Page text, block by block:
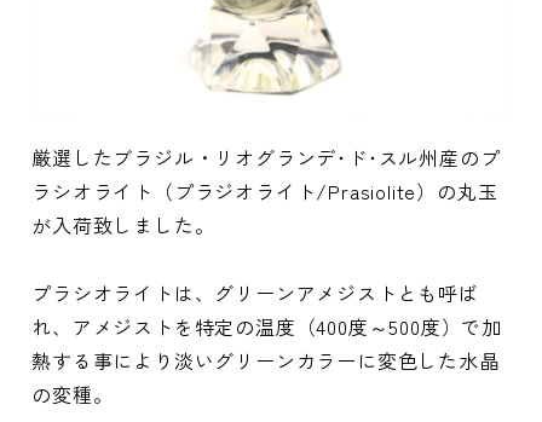
厳選したブラジル・リオグランデ･ド･スル州産のプ
ラシオライト（プラジオライト/Prasiolite）の丸玉
が入荷致しました。
プラシオライトは、グリーンアメジストとも呼ば
れ、アメジストを特定の温度（400度～500度）で加
熱する事により淡いグリーンカラーに変色した水晶
の変種。